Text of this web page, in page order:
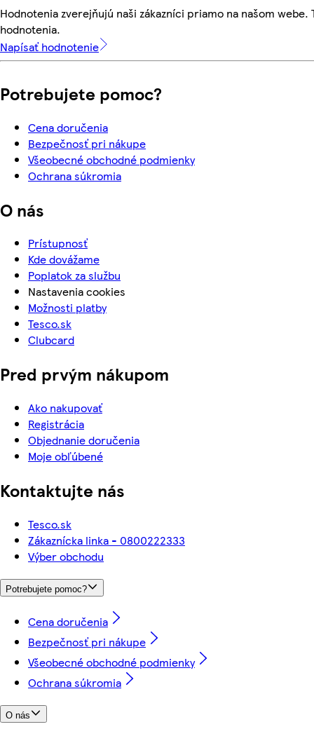
Hodnotenia zverejňujú naši zákazníci priamo na našom
hodnotenia.
Napísať hodnotenie
Potrebujete pomoc?
Cena doručenia
Bezpečnosť pri nákupe
Všeobecné obchodné podmienky
Ochrana súkromia
O nás
Prístupnosť
Kde dovážame
Poplatok za službu
Nastavenia cookies
Možnosti platby
Tesco.sk
Clubcard
Pred prvým nákupom
Ako nakupovať
Registrácia
Objednanie doručenia
Moje obľúbené
Kontaktujte nás
Tesco.sk
Zákaznícka linka - 0800222333
Výber obchodu
Potrebujete pomoc?
Cena doručenia
Bezpečnosť pri nákupe
Všeobecné obchodné podmienky
Ochrana súkromia
O nás